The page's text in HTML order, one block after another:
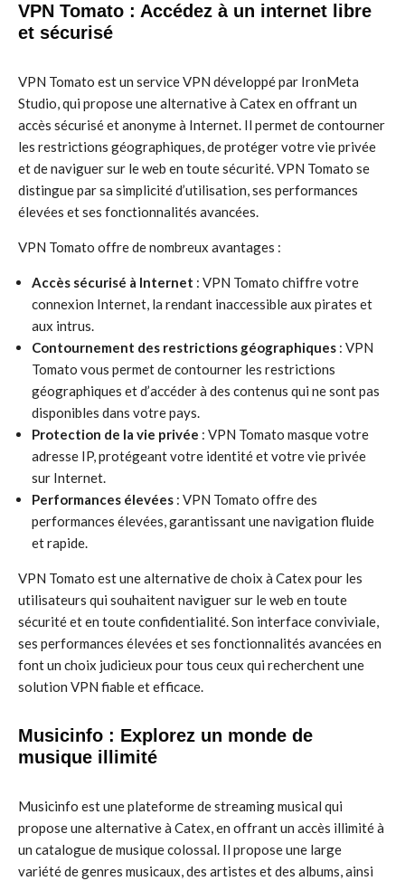
VPN Tomato : Accédez à un internet libre
et sécurisé
VPN Tomato est un service VPN développé par IronMeta
Studio, qui propose une alternative à Catex en offrant un
accès sécurisé et anonyme à Internet. Il permet de contourner
les restrictions géographiques, de protéger votre vie privée
et de naviguer sur le web en toute sécurité. VPN Tomato se
distingue par sa simplicité d’utilisation, ses performances
élevées et ses fonctionnalités avancées.
VPN Tomato offre de nombreux avantages :
Accès sécurisé à Internet : VPN Tomato chiffre votre
connexion Internet, la rendant inaccessible aux pirates et
aux intrus.
Contournement des restrictions géographiques : VPN
Tomato vous permet de contourner les restrictions
géographiques et d’accéder à des contenus qui ne sont pas
disponibles dans votre pays.
Protection de la vie privée : VPN Tomato masque votre
adresse IP, protégeant votre identité et votre vie privée
sur Internet.
Performances élevées : VPN Tomato offre des
performances élevées, garantissant une navigation fluide
et rapide.
VPN Tomato est une alternative de choix à Catex pour les
utilisateurs qui souhaitent naviguer sur le web en toute
sécurité et en toute confidentialité. Son interface conviviale,
ses performances élevées et ses fonctionnalités avancées en
font un choix judicieux pour tous ceux qui recherchent une
solution VPN fiable et efficace.
Musicinfo : Explorez un monde de
musique illimité
Musicinfo est une plateforme de streaming musical qui
propose une alternative à Catex, en offrant un accès illimité à
un catalogue de musique colossal. Il propose une large
variété de genres musicaux, des artistes et des albums, ainsi